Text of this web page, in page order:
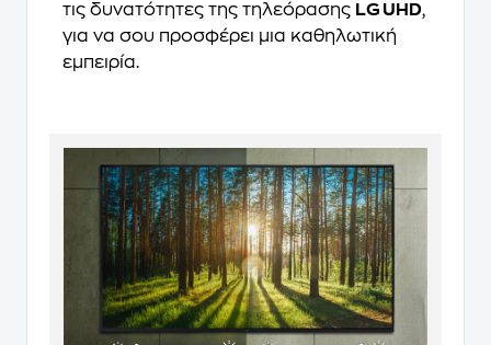
τις δυνατότητες της τηλεόρασης LG UHD,
για να σου προσφέρει μια καθηλωτική
εμπειρία.